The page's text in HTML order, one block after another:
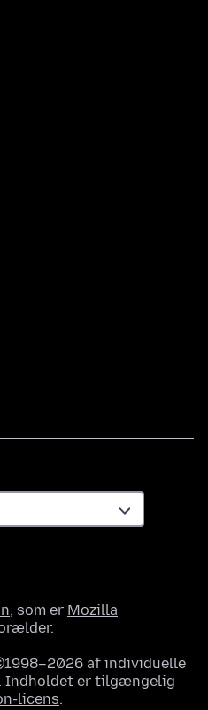
, som er Mozilla
af individuelle
Indholdet er tilgængelig
licens.